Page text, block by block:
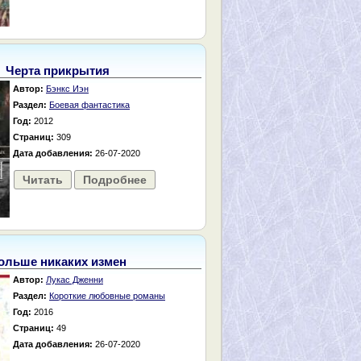
Черта прикрытия
Автор: Бэнкс Иэн
Раздел: Боевая фантастика
Год: 2012
Страниц: 309
Дата добавления: 26-07-2020
Читать Подробнее
никаких измен
Автор: Лукас Дженни
Раздел: Короткие любовные романы
Год: 2016
Страниц: 49
Дата добавления: 26-07-2020